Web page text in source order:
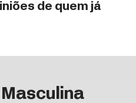
de quem já